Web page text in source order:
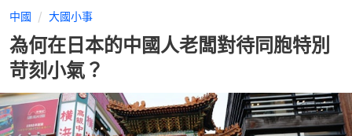
中國 大國小事
為何在日本的中國人老闆對待同胞特別
苛刻小氣？